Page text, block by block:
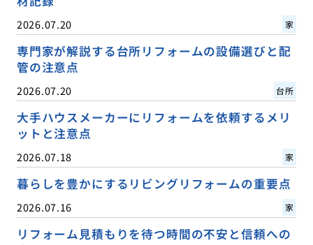
2026.07.20 家
専門家が解説する台所リフォームの設備選びと配
管の注意点
2026.07.20 台所
大手ハウスメーカーにリフォームを依頼するメリ
ットと注意点
2026.07.18 家
暮らしを豊かにするリビングリフォームの重要点
2026.07.16 家
リフォーム見積もりを待つ時間の不安と信頼への